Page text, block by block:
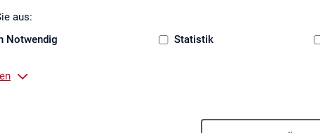
aus:
Notwendig
Statistik